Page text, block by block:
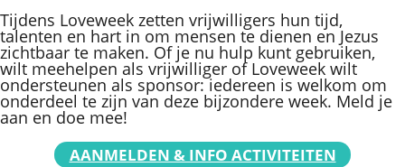
Tijdens Loveweek zetten vrijwilligers hun tijd,
talenten en hart in om mensen te dienen en Jezus
zichtbaar te maken. Of je nu hulp kunt gebruiken,
wilt meehelpen als vrijwilliger of Loveweek wilt
ondersteunen als sponsor: iedereen is welkom om
onderdeel te zijn van deze bijzondere week. Meld je
aan en doe mee!
AANMELDEN & INFO ACTIVITEITEN